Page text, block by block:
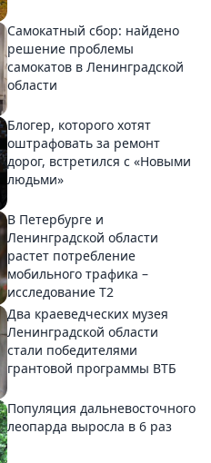
Самокатный сбор: найдено
решение проблемы
самокатов в Ленинградской
области
Блогер, которого хотят
оштрафовать за ремонт
дорог, встретился с «Новыми
людьми»
В Петербурге и
Ленинградской области
растет потребление
мобильного трафика –
исследование T2
Два краеведческих музея
Ленинградской области
стали победителями
грантовой программы ВТБ
Популяция дальневосточного
леопарда выросла в 6 раз